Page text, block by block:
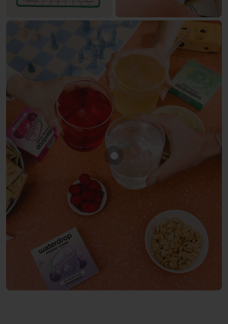
Mostra prodotto LIMONE-